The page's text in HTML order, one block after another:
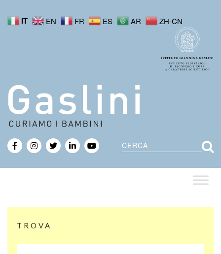
IT EN FR ES AR ZH-CN
Cerca
TROVA